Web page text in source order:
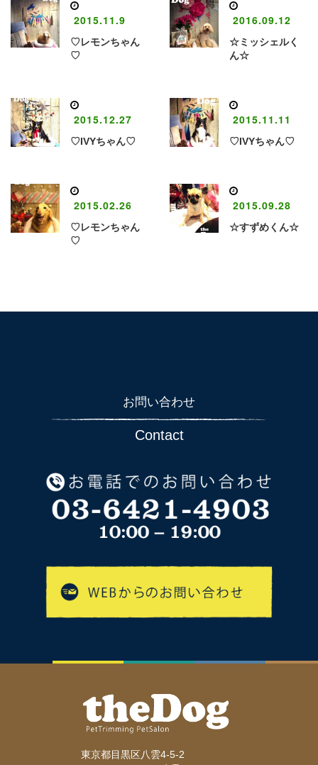
2015.11.9
♡レモンちゃん
♡
2016.09.12
☆ミッシェルく
ん☆
2015.12.27
♡IVYちゃん♡
2015.11.11
♡IVYちゃん♡
2015.02.26
♡レモンちゃん
♡
2015.09.28
☆すずめくん☆
お問い合わせ
Contact
東京都目黒区八雲4-5-2